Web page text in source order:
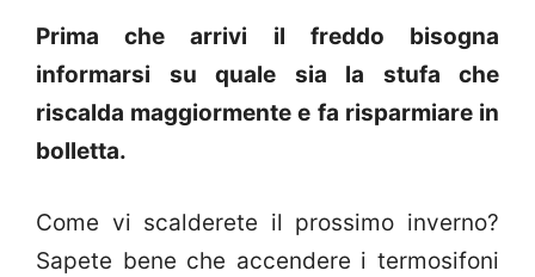
Prima che arrivi il freddo bisogna
informarsi su quale sia la stufa che
riscalda maggiormente e fa risparmiare in
bolletta.
Come vi scalderete il prossimo inverno?
Sapete bene che accendere i termosifoni